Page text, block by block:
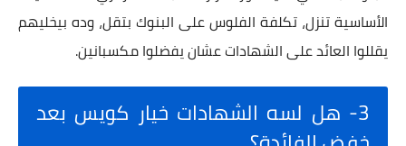
الأساسية تنزل، تكلفة الفلوس على البنوك بتقل، وده بيخليهم
يقللوا العائد على الشهادات عشان يفضلوا مكسبانين.
3- هل لسه الشهادات خيار كويس بعد